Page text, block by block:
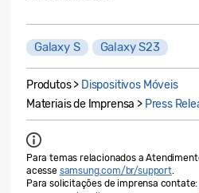
Galaxy S Galaxy S23
Produtos > Dispositivos Móveis
Materiais de Imprensa > Press
Para temas relacionados a
acesse samsung.com/br/support.
Para solicitações de imprensa contate: